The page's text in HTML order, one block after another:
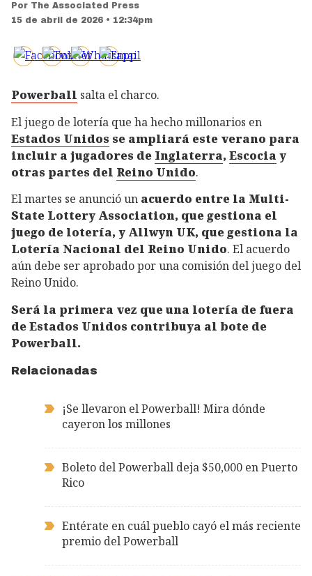
Por The Associated Press
15 de abril de 2026 • 12:34pm
Powerball salta el charco.
El juego de lotería que ha hecho millonarios en
Estados Unidos se ampliará este verano para
incluir a jugadores de Inglaterra, Escocia y
otras partes del Reino Unido.
El martes se anunció un acuerdo entre la Multi-
State Lottery Association, que gestiona el
juego de lotería, y Allwyn UK, que gestiona la
Lotería Nacional del Reino Unido. El acuerdo
aún debe ser aprobado por una comisión del juego del
Reino Unido.
Será la primera vez que una lotería de fuera
de Estados Unidos contribuya al bote de
Powerball.
Relacionadas
¡Se llevaron el Powerball! Mira dónde
cayeron los millones
Boleto del Powerball deja $50,000 en Puerto
Rico
Entérate en cuál pueblo cayó el más reciente
premio del Powerball